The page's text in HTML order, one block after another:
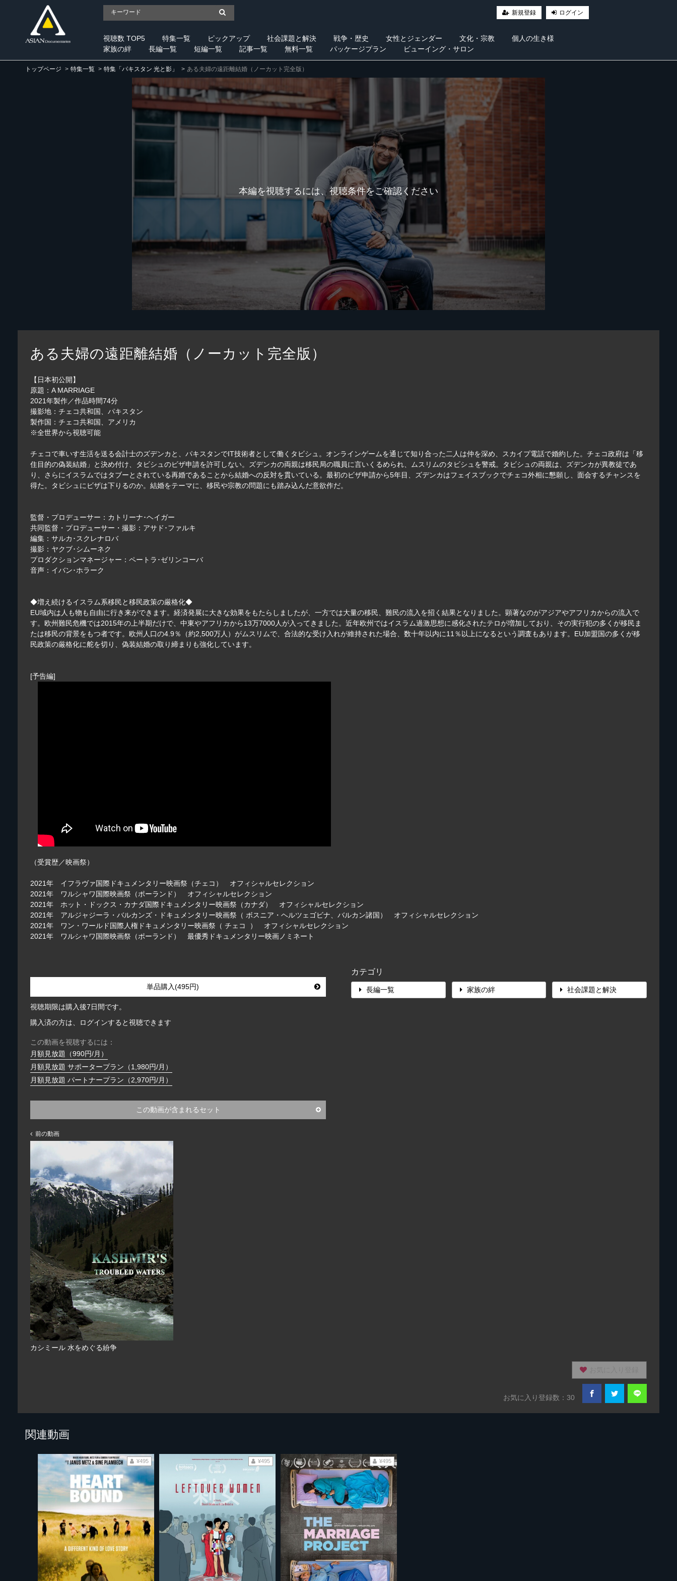
新規登録 ログイン
視聴数 TOP5 特集一覧 ピックアップ 社会課題と解決 戦争・歴史 女性とジェンダー 文化・宗教
個人の生き様
家族の絆
長編一覧 短編一覧 記事一覧 無料一覧 パッケージプラン ビューイング・サロン
トップページ 特集一覧 特集「パキスタン 光と影」 ある夫婦の遠距離結婚（ノーカット完全版）
本編を視聴するには、視聴条件をご確認ください
ある夫婦の遠距離結婚（ノーカット完全版）
【日本初公開】
原題：A MARRIAGE
2021年製作／作品時間74分
撮影地：チェコ共和国、パキスタン
製作国：チェコ共和国、アメリカ
※全世界から視聴可能
チェコで車いす生活を送る会計士のズデンカと、パキスタンでIT技術者として働くタビシュ。オンラインゲームを通じて知り合った二人は仲を深め、スカイプ電話で婚約した。チェコ政府は「移
住目的の偽装結婚」と決め付け、タビシュのビザ申請を許可しない。ズデンカの両親は移民局の職員に言いくるめられ、ムスリムのタビシュを警戒。タビシュの両親は、ズデンカが異教徒であ
り、さらにイスラムではタブーとされている再婚であることから結婚への反対を貫いている。最初のビザ申請から5年目、ズデンカはフェイスブックでチェコ外相に懇願し、面会するチャンスを
得た。タビシュにビザは下りるのか。結婚をテーマに、移民や宗教の問題にも踏み込んだ意欲作だ。
監督・プロデューサー：カトリーナ･ヘイガー
共同監督・プロデューサー・撮影：アサド･ファルキ
編集：サルカ･スクレナロバ
撮影：ヤクブ･シムーネク
プロダクションマネージャー：ペートラ･ゼリンコーバ
音声：イバン･ホラーク
◆増え続けるイスラム系移民と移民政策の厳格化◆
EU域内は人も物も自由に行き来ができます。経済発展に大きな効果をもたらしましたが、一方では大量の移民、難民の流入を招く結果となりました。顕著なのがアジアやアフリカからの流入で
す。欧州難民危機では2015年の上半期だけで、中東やアフリカから13万7000人が入ってきました。近年欧州ではイスラム過激思想に感化されたテロが増加しており、その実行犯の多くが移民ま
たは移民の背景をもつ者です。欧州人口の4.9％（約2,500万人）がムスリムで、合法的な受け入れが維持された場合、数十年以内に11％以上になるという調査もあります。EU加盟国の多くが移
民政策の厳格化に舵を切り、偽装結婚の取り締まりも強化しています。
[予告編]
（受賞歴／映画祭）
2021年 イフラヴァ国際ドキュメンタリー映画祭（チェコ） オフィシャルセレクション
2021年 ワルシャワ国際映画祭（ポーランド） オフィシャルセレクション
2021年 ホット・ドックス・カナダ国際ドキュメンタリー映画祭（カナダ） オフィシャルセレクション
2021年 アルジャジーラ・バルカンズ・ドキュメンタリー映画祭（ ボスニア・ヘルツェゴビナ、バルカン諸国） オフィシャルセレクション
2021年 ワン・ワールド国際人権ドキュメンタリー映画祭（ チェコ ） オフィシャルセレクション
2021年 ワルシャワ国際映画祭（ポーランド） 最優秀ドキュメンタリー映画ノミネート
単品購入(495円)
視聴期限は購入後7日間です。
購入済の方は、ログインすると視聴できます
この動画を視聴するには：
月額見放題（990円/月）
月額見放題 サポータープラン（1,980円/月）
月額見放題 パートナープラン（2,970円/月）
この動画が含まれるセット
前の動画
カシミール 水をめぐる紛争
カテゴリ
長編一覧 家族の絆 社会課題と解決
お気に入り登録数：30
関連動画
¥495 ¥495 ¥495